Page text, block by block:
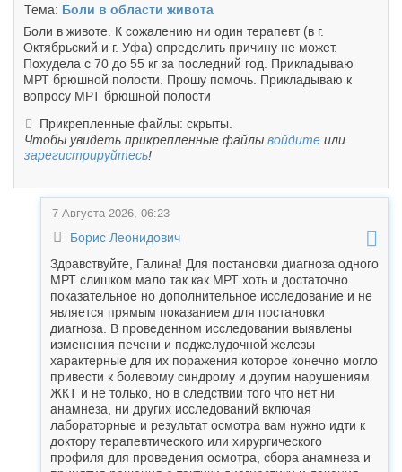
Тема: Боли в области живота
Боли в животе. К сожалению ни один терапевт (в г.
Октябрьский и г. Уфа) определить причину не может.
Похудела с 70 до 55 кг за последний год. Прикладываю
МРТ брюшной полости. Прошу помочь. Прикладываю к
вопросу МРТ брюшной полости
Прикрепленные файлы: скрыты.
Чтобы увидеть прикрепленные файлы войдите или
зарегистрируйтесь!
7 Августа 2026, 06:23
Борис Леонидович
Здравствуйте, Галина! Для постановки диагноза одного
МРТ слишком мало так как МРТ хоть и достаточно
показательное но дополнительное исследование и не
является прямым показанием для постановки
диагноза. В проведенном исследовании выявлены
изменения печени и поджелудочной железы
характерные для их поражения которое конечно могло
привести к болевому синдрому и другим нарушениям
ЖКТ и не только, но в следствии того что нет ни
анамнеза, ни других исследований включая
лабораторные и результат осмотра вам нужно идти к
доктору терапевтического или хирургического
профиля для проведения осмотра, сбора анамнеза и